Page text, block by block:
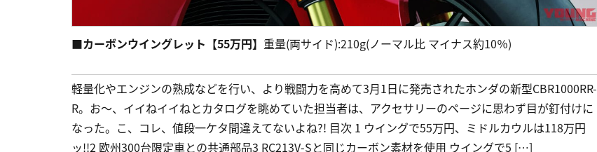
■カーボンウイングレット【55万円】 重量(両サイド):210g(ノーマル比 マイナス約10％)
軽量化やエンジンの熟成などを行い、より戦闘力を高めて3月1日に発売されたホンダの新型CBR1000RR-
R。お〜、イイねイイねとカタログを眺めていた担当者は、アクセサリーのページに思わず目が釘付けに
なった。こ、コレ、値段一ケタ間違えてないよね?! 目次 1 ウイングで55万円、ミドルカウルは118万円
ッ!!2 欧州300台限定車との共通部品3 RC213V-Sと同じカーボン素材を使用 ウイングで5 […]